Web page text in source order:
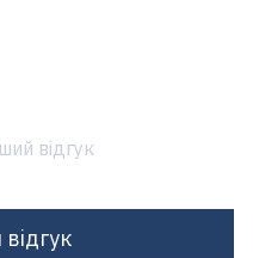
відгук